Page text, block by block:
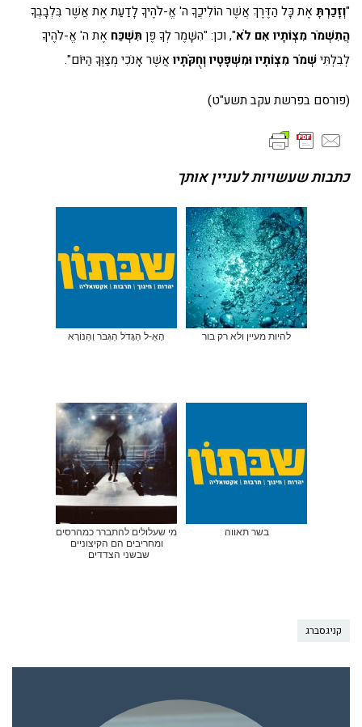
"וְזָכַרְתָּ אֶת כָּל הַדֶּרֶךְ אֲשֶׁר הוֹלִיכֲךָ ה' אֱ-לֹהֶיךָ לָדַעַת אֶת אֲשֶׁר בִּלְבָבְךָ
הֲתִשְׁמֹר מִצְוֹתָיו אִם לֹא", וכן: "הִשָּׁמֶר לְךָ פֶּן תִּשְׁכַּח אֶת ה' אֱ-לֹהֶיךָ
לְבִלְתִּישְׁמֹר מִצְוֹתָיו וּמִשְׁפָּטָיו וְחֻקֹּתָיו אֲשֶׁר אָנֹכִי מְצַוְּךָ הַיּוֹם".
(פורסם בפרשת עקב תשע"ט)
כתבות שעשויות לעניין אותך
להיות מעיין ולא רק בור הָאֵ-ל הַגָּדֹל הַגִּבֹּר וְהַנּוֹרָא
בשר תאווה
מי שעלולים להתברר כמהרסים
ומחריבים הם הקיצוניים
שבשני הצדדים
קניגסברג